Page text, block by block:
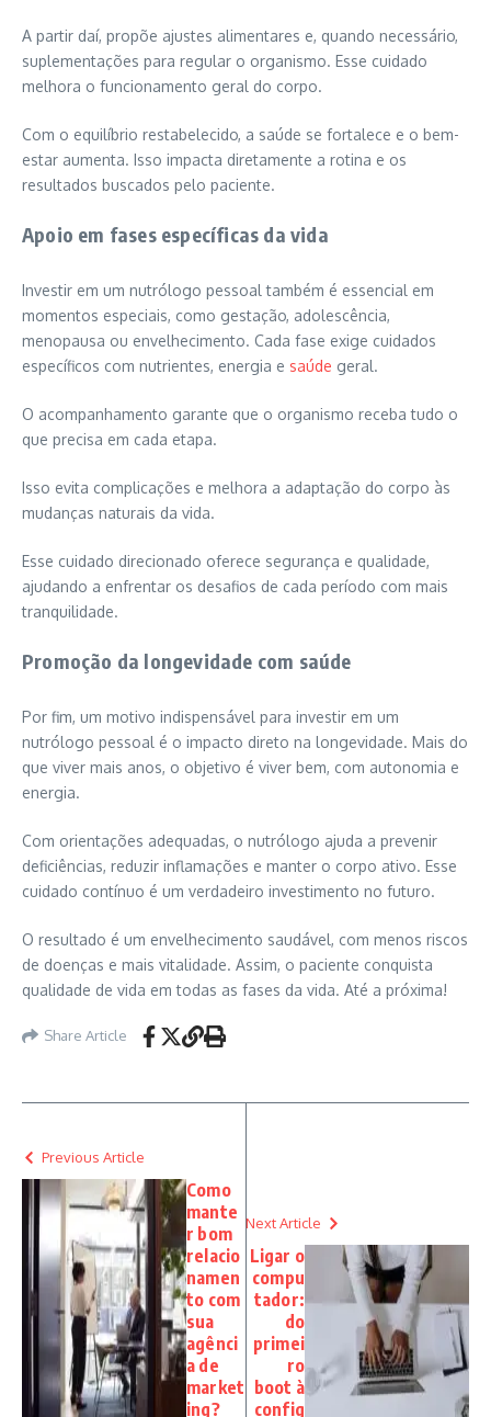
A partir daí, propõe ajustes alimentares e, quando necessário,
suplementações para regular o organismo. Esse cuidado
melhora o funcionamento geral do corpo.
Com o equilíbrio restabelecido, a saúde se fortalece e o bem-
estar aumenta. Isso impacta diretamente a rotina e os
resultados buscados pelo paciente.
Apoio em fases específicas da vida
Investir em um nutrólogo pessoal também é essencial em
momentos especiais, como gestação, adolescência,
menopausa ou envelhecimento. Cada fase exige cuidados
específicos com nutrientes, energia e saúde geral.
O acompanhamento garante que o organismo receba tudo o
que precisa em cada etapa.
Isso evita complicações e melhora a adaptação do corpo às
mudanças naturais da vida.
Esse cuidado direcionado oferece segurança e qualidade,
ajudando a enfrentar os desafios de cada período com mais
tranquilidade.
Promoção da longevidade com saúde
Por fim, um motivo indispensável para investir em um
nutrólogo pessoal é o impacto direto na longevidade. Mais do
que viver mais anos, o objetivo é viver bem, com autonomia e
energia.
Com orientações adequadas, o nutrólogo ajuda a prevenir
deficiências, reduzir inflamações e manter o corpo ativo. Esse
cuidado contínuo é um verdadeiro investimento no futuro.
O resultado é um envelhecimento saudável, com menos riscos
de doenças e mais vitalidade. Assim, o paciente conquista
qualidade de vida em todas as fases da vida. Até a próxima!
Share Article
Previous Article
Como
mante
r bom
relacio
namen
to com
sua
agênci
a de
market
ing?
Next Article
Ligar o
compu
tador:
do
primei
ro
boot à
config